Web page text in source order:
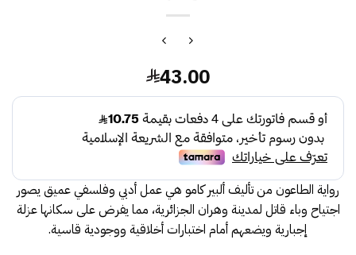
43.00
رواية الطاعون من تأليف ألبير كامو هي عمل أدبي وفلسفي عميق يصور
اجتياح وباء قاتل لمدينة وهران الجزائرية، مما يفرض على سكانها عزلة
إجبارية ويضعهم أمام اختبارات أخلاقية ووجودية قاسية.